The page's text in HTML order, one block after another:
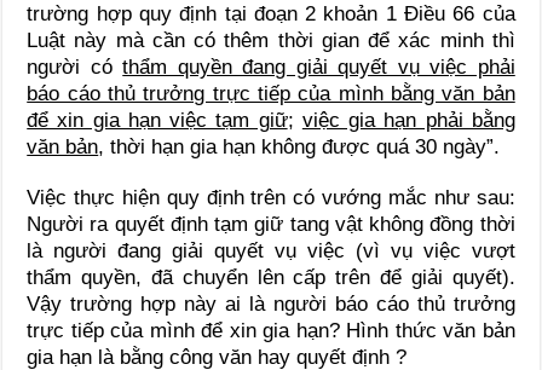
trường hợp quy định tại đoạn 2 khoản 1 Điều 66 của
Luật này mà cần có thêm thời gian để xác minh thì
người cóthẩm quyền đang giải quyết vụ việc phải
báo cáo thủ trưởng trực tiếp của mình bằng văn bản
để xin gia hạn việc tạm giữ; việc gia hạn phải bằng
văn bản, thời hạn gia hạn không được quá 30 ngày”.
Việc thực hiện quy định trên có vướng mắc như sau:
Người ra quyết định tạm giữ tang vật không đồng thời
là người đang giải quyết vụ việc (vì vụ việc vượt
thẩm quyền, đã chuyển lên cấp trên để giải quyết).
Vậy trường hợp này ai là người báo cáo thủ trưởng
trực tiếp của mình để xin gia hạn? Hình thức văn bản
gia hạn là bằng công văn hay quyết định ?